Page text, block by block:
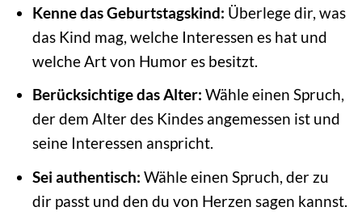
Kenne das Geburtstagskind: Überlege dir, was
das Kind mag, welche Interessen es hat und
welche Art von Humor es besitzt.
Berücksichtige das Alter: Wähle einen Spruch,
der dem Alter des Kindes angemessen ist und
seine Interessen anspricht.
Sei authentisch: Wähle einen Spruch, der zu
dir passt und den du von Herzen sagen kannst.